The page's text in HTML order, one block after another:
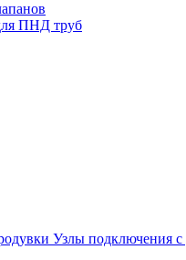
ПНД труб
Узлы подключения с